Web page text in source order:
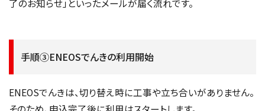
了のお知らせ」といったメールが届く流れです。
手順③ENEOSでんきの利用開始
ENEOSでんきは、切り替え時に工事や立ち合いがありません。